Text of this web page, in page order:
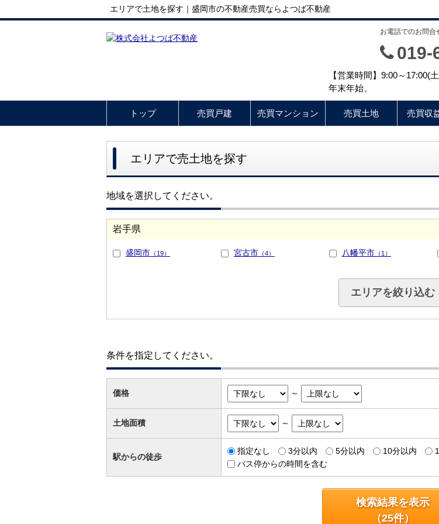
エリアで土地を探す｜盛岡市の不動産売買ならよつば不動産
お電話でのお問合
019-
【営業時間】9:00～17:00(
年末年始、
トップ 売買戸建 売買マンション 売買土地 売買収
エリアで売土地を探す
地域を選択してください。
岩手県
盛岡市 （19） 宮古市 （4） 八幡平市 （1）
エリアを絞り込む
条件を指定してください。
価格 ～
土地面積 ～
駅からの徒歩
指定なし 3分以内 5分以内 10分以内
バス停からの時間を含む
検索結果を表示
（25件）